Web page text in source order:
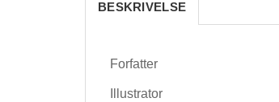
BESKRIVELSE
Forfatter
Illustrator